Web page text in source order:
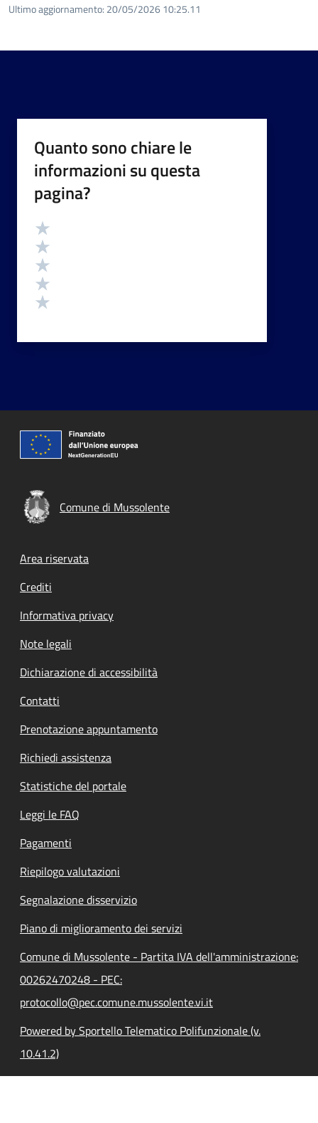
Ultimo aggiornamento: 20/05/2026 10:25.11
Quanto sono chiare le
informazioni su questa
pagina?
Valutazione
Comune di Mussolente
Footer menu
Area riservata
Crediti
Informativa privacy
Note legali
Dichiarazione di accessibilità
Contatti
Prenotazione appuntamento
Richiedi assistenza
Statistiche del portale
Leggi le FAQ
Pagamenti
Riepilogo valutazioni
Segnalazione disservizio
Piano di miglioramento dei servizi
Comune di Mussolente - Partita IVA dell'amministrazione:
00262470248 - PEC:
protocollo@pec.comune.mussolente.vi.it
Powered by Sportello Telematico Polifunzionale (v.
10.41.2)